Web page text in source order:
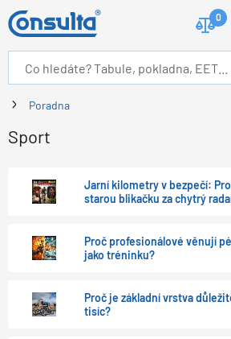
0
Poradna
Sport
Jarní kilometry v bezpečí:
starou blikačku za chytrý
Proč profesionálové věnují
jako tréninku?
Proč je základní vrstva
tisíc?